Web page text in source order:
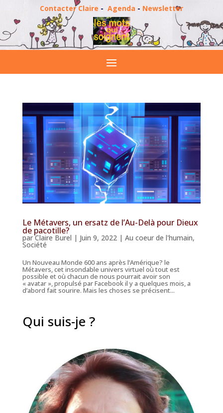
Contacter Claire - Agenda - Newsletter
Le Métavers, un ersatz de l’Au-Delà pour Dieux
de pacotille?
parClaire Burel | Juin 9, 2022| Au coeur de l'humain,
Société
Un Nouveau Monde 600 ans après l’Amérique? le
Métavers, cet insondable univers virtuel où tout est
possible et où chacun de nous pourrait avoir son
« avatar », propulsé par Facebook il y a quelques mois, a
d’abord fait sourire. Mais les choses se précisent...
Qui suis-je ?